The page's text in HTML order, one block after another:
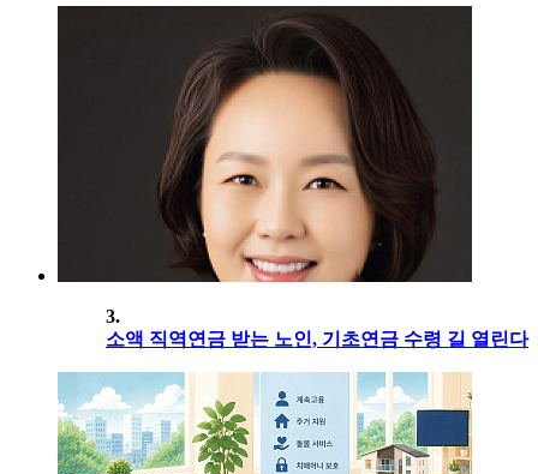
3.
소액 직역연금 받는 노인, 기초연금 수령 길 열린다